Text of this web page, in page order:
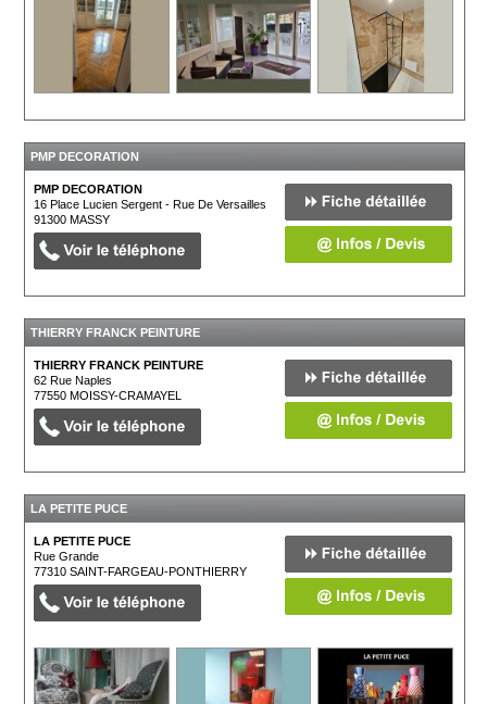
PMP DECORATION
PMP DECORATION
16 Place Lucien Sergent - Rue De Versailles
91300MASSY
THIERRY FRANCK PEINTURE
THIERRY FRANCK PEINTURE
62 Rue Naples
77550MOISSY-CRAMAYEL
LA PETITE PUCE
LA PETITE PUCE
Rue Grande
77310SAINT-FARGEAU-PONTHIERRY